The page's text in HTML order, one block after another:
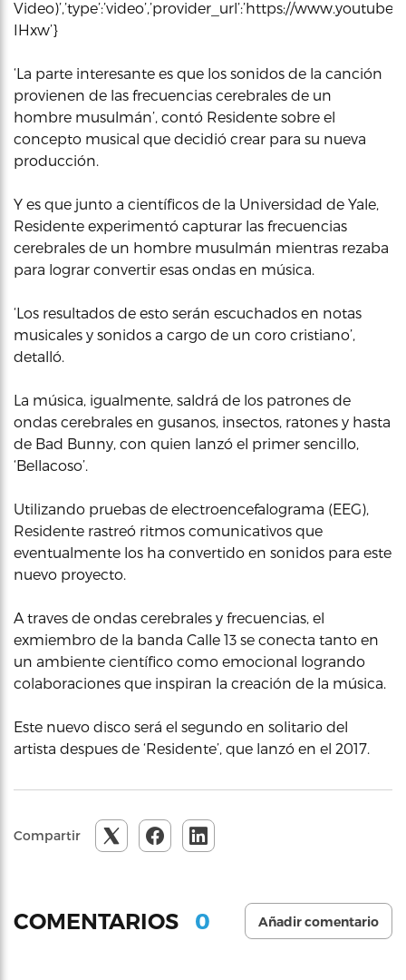
Video)’,’type’:’video’,’provider_url’:’https://
IHxw’}
‘La parte interesante es que los sonidos de la canción
provienen de las frecuencias cerebrales de un
hombre musulmán’, contó Residente sobre el
concepto musical que decidió crear para su nueva
producción.
Y es que junto a científicos de la Universidad de Yale,
Residente experimentó capturar las frecuencias
cerebrales de un hombre musulmán mientras rezaba
para lograr convertir esas ondas en música.
‘Los resultados de esto serán escuchados en notas
musicales y sonidos a cargo de un coro cristiano’,
detalló.
La música, igualmente, saldrá de los patrones de
ondas cerebrales en gusanos, insectos, ratones y hasta
de Bad Bunny, con quien lanzó el primer sencillo,
‘Bellacoso’.
Utilizando pruebas de electroencefalograma (EEG),
Residente rastreó ritmos comunicativos que
eventualmente los ha convertido en sonidos para este
nuevo proyecto.
A traves de ondas cerebrales y frecuencias, el
exmiembro de la banda Calle 13 se conecta tanto en
un ambiente científico como emocional logrando
colaboraciones que inspiran la creación de la música.
Este nuevo disco será el segundo en solitario del
artista despues de ‘Residente’, que lanzó en el 2017.
Compartir
COMENTARIOS 0 Añadir comentario